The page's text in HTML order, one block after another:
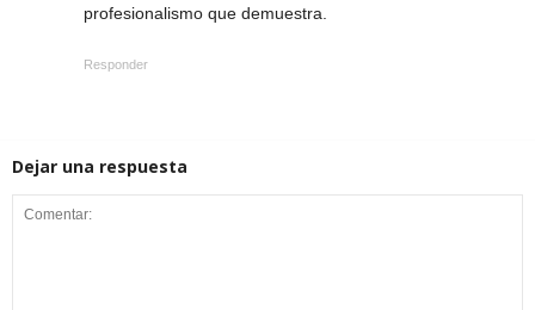
profesionalismo que demuestra.
Responder
Dejar una respuesta